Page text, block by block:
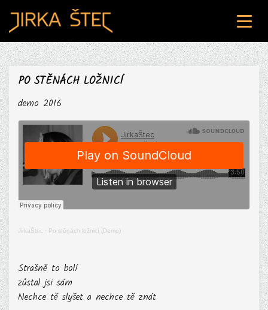
ÚVOD
NABÍDKA VYSTOUPENÍ
O MNĚ
MOJE TVORBA
FOTO / VIDEO
KONTAKT
PO STĚNÁCH LOŽNICÍ
demo 2016
JirkaŠtec · Po stěnách ložnicí (Demo)
Strašně to bolí
zůstal jsi sám
Nechce tě slyšet a nechce tě znát